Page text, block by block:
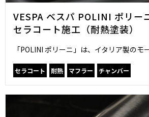
VESPA ベスパ POLINI ポリー
セラコート施工（耐熱塗装）
「POLINI ポリーニ」は、イタリア製のモ
セラコート 耐熱 マフラー チャンバー